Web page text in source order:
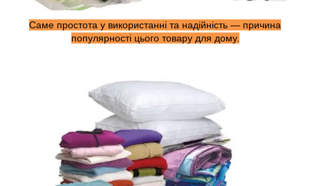
Саме простота у використанні та надійність — причина
популярності цього товару для дому.